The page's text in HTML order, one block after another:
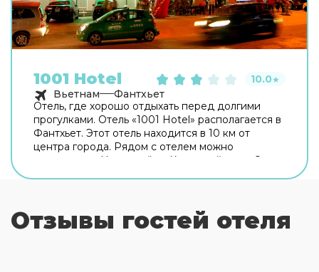
1001 Hotel 10.0★
Вьетнам
Фантхьет
Отель, где хорошо отдыхать перед долгими
прогулками. Отель «1001 Hotel» располагается в
Фантхьет. Этот отель находится в 10 км от
центра города. Рядом с отелем можно
прогуляться. Неподалёку: Каменный пляж Онг
информацию сразу при заезде. Специально для
автопутешественников организована парковка.
Отзывы гостей отеля